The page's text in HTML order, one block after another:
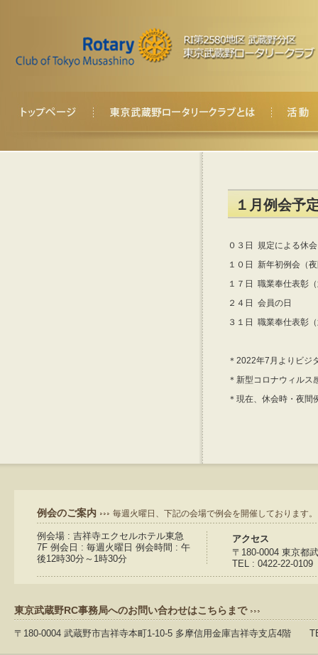
１月例会予
０３日 規定による休会
１０日 新年初例会（
１７日 職業奉仕表彰
２４日 会員の日
３１日 職業奉仕表彰
＊2022年7月よりビジ
＊新型コロナウィルス
＊現在、休会時・夜
例会のご案内 毎週火曜日、下記の会場で例会を開催しております。
例会場 : 吉祥寺エクセルホテル東急
7F 例会日 : 毎週火曜日 例会時間 : 午
後12時30分～1時30分
アクセス
〒180-0004 東京都
TEL : 0422-22-
東京武蔵野RC事務局へのお問い合わせはこちらまで
〒180-0004 武蔵野市吉祥寺本町1-10-5 多摩信用金庫吉祥寺支店4